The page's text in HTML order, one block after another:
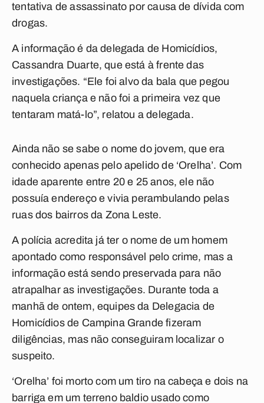
tentativa de assassinato por causa de dívida com
drogas.
A informação é da delegada de Homicídios,
Cassandra Duarte, que está à frente das
investigações. “Ele foi alvo da bala que pegou
naquela criança e não foi a primeira vez que
tentaram matá-lo”, relatou a delegada.
Ainda não se sabe o nome do jovem, que era
conhecido apenas pelo apelido de ‘Orelha’. Com
idade aparente entre 20 e 25 anos, ele não
possuía endereço e vivia perambulando pelas
ruas dos bairros da Zona Leste.
A polícia acredita já ter o nome de um homem
apontado como responsável pelo crime, mas a
informação está sendo preservada para não
atrapalhar as investigações. Durante toda a
manhã de ontem, equipes da Delegacia de
Homicídios de Campina Grande fizeram
diligências, mas não conseguiram localizar o
suspeito.
‘Orelha’ foi morto com um tiro na cabeça e dois na
barriga em um terreno baldio usado como